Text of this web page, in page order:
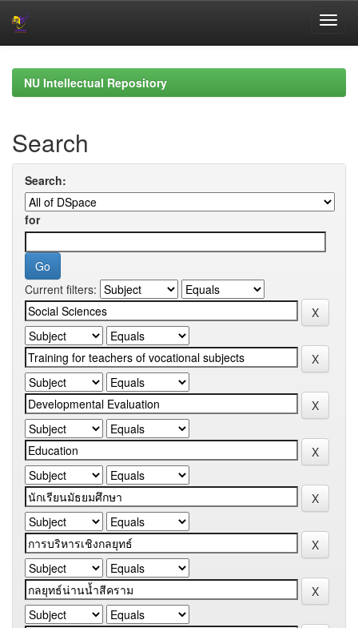
navigationNU Intellectual Repository
Search
Search:
for
Current filters: